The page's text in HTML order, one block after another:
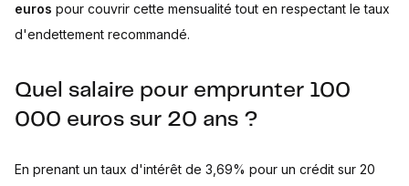
euros pour couvrir cette mensualité tout en respectant le taux
d'endettement recommandé.
Quel salaire pour emprunter 100
000 euros sur 20 ans ?
En prenant un taux d'intérêt de 3,69% pour un crédit sur 20